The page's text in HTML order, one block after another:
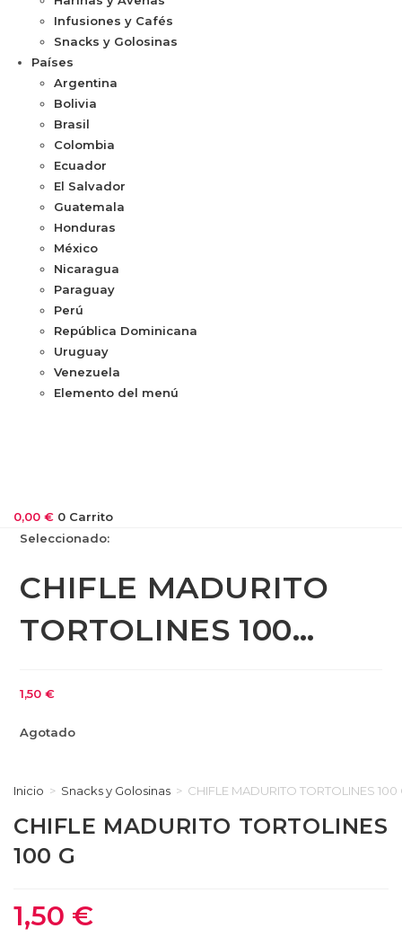
Infusiones y Cafés
Snacks y Golosinas
Países
Argentina
Bolivia
Brasil
Colombia
Ecuador
El Salvador
Guatemala
Honduras
México
Nicaragua
Paraguay
Perú
República Dominicana
Uruguay
Venezuela
Elemento del menú
0,00 € 0 Carrito
Seleccionado:
CHIFLE MADURITO
TORTOLINES 100…
1,50€
Agotado
Inicio > Snacks y Golosinas > CHIFLE MADURITO TORTOLINES 100
CHIFLE MADURITO TORTOLINES
100 G
1,50 €